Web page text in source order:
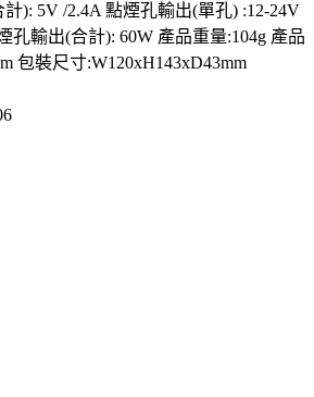
): 5V /2.4A 點煙孔輸出(單孔) :12-24V
孔輸出(合計): 60W 產品重量:104g 產品
包裝尺寸:W120xH143xD43mm